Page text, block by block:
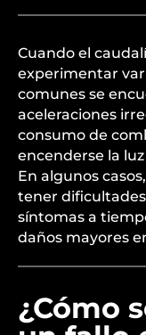
Cuando el
experimentar
comunes se
aceleraciones
consumo de
encenderse la
En algunos
tener
síntomas a
daños mayores
¿Cómo